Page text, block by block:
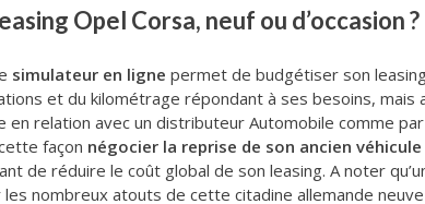
Opel Corsa, neuf ou d’occasion ?
simulateur en ligne permet de budgétiser son
et du kilométrage répondant à ses besoins, mais
en relation avec un distributeur Automobile comme
façon négocier la reprise de son ancien véhicule
de réduire le coût global de son leasing. A noter
nombreux atouts de cette citadine allemande neuve